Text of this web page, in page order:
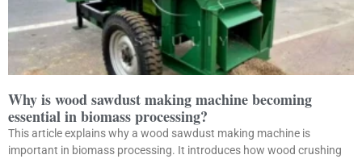
Why is wood sawdust making machine becoming
essential in biomass processing?
This article explains why a wood sawdust making machine is
important in biomass processing. It introduces how wood crushing